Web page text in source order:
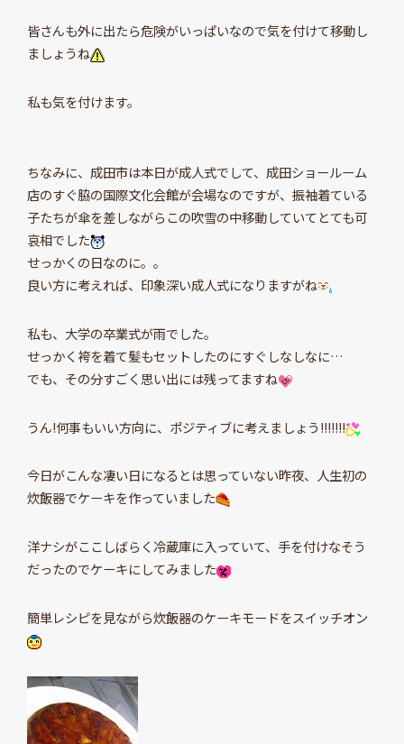
皆さんも外に出たら危険がいっぱいなので気を付けて移動し
ましょうね
私も気を付けます。
ちなみに、成田市は本日が成人式でして、成田ショールーム
店のすぐ脇の国際文化会館が会場なのですが、振袖着ている
子たちが傘を差しながらこの吹雪の中移動していてとても可
哀相でした
せっかくの日なのに。。
良い方に考えれば、印象深い成人式になりますがね
私も、大学の卒業式が雨でした。
せっかく袴を着て髪もセットしたのにすぐしなしなに…
でも、その分すごく思い出には残ってますね
うん!何事もいい方向に、ポジティブに考えましょう!!!!!!!
今日がこんな凄い日になるとは思っていない昨夜、人生初の
炊飯器でケーキを作っていました
洋ナシがここしばらく冷蔵庫に入っていて、手を付けなそう
だったのでケーキにしてみました
簡単レシピを見ながら炊飯器のケーキモードをスイッチオン